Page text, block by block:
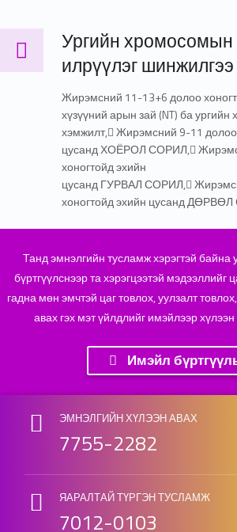
Ургийн хромосомын эмгэгийн илрүүлэг шинжилгээ
Ургийн хромосомын
илрүүлэг шинжилгээ
Жирэмсний 11-13+6 долоо
хүзүүний арын зай (NT) ба ургийн
хэмжилт, Жирэмсний 9-11 долоо
цусанд ХОЁРОЛ СОРИЛ,
хоногтойд эхийн
цусанд ГУРВАЛ СОРИЛ,
хоногтойд эхийн цусанд ДӨРВӨЛ
Танд эмнэлгийн тусламж хэрэгтэй
бүртгүүлснээр та хэрэгцээтэй мэдээллийг
гадна мөн эмчтэй цаг товлох, уулзалт
авах гэх мэт үйлдлийг имэйлээр
Имэйл
Skip back to main navigation
ЭМНЭЛГИЙН ХҮЛЭЭН АВАХ
7755-2282
ЯАРАЛТАЙ ТҮРГЭН ТУСЛАМЖ
7012-0103